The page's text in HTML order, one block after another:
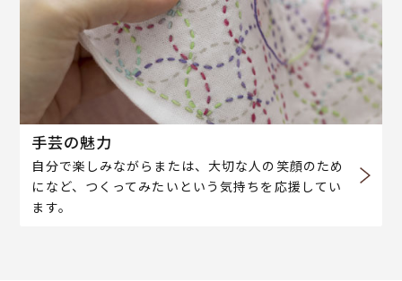
手芸の魅力
自分で楽しみながらまたは、大切な人の笑顔のため
になど、つくってみたいという気持ちを応援してい
ます。